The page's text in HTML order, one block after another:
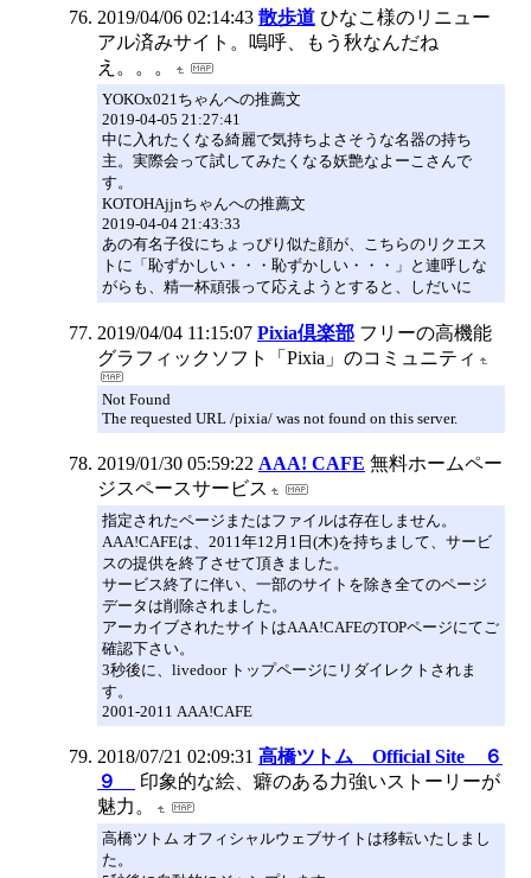
2019/04/06 02:14:43 散歩道 ひなこ様のリニュー
アル済みサイト。嗚呼、もう秋なんだね
え。。。
YOKOx021ちゃんへの推薦文
2019-04-05 21:27:41
中に入れたくなる綺麗で気持ちよさそうな名器の持ち
主。実際会って試してみたくなる妖艶なよーこさんで
す。
KOTOHAjjnちゃんへの推薦文
2019-04-04 21:43:33
あの有名子役にちょっぴり似た顔が、こちらのリクエス
トに「恥ずかしい・・・恥ずかしい・・・」と連呼しな
がらも、精一杯頑張って応えようとすると、しだいに
2019/04/04 11:15:07 Pixia倶楽部 フリーの高機能
グラフィックソフト「Pixia」のコミュニティ
Not Found
The requested URL /pixia/ was not found on this server.
2019/01/30 05:59:22 AAA! CAFE 無料ホームペー
ジスペースサービス
指定されたページまたはファイルは存在しません。
AAA!CAFEは、2011年12月1日(木)を持ちまして、サービ
スの提供を終了させて頂きました。
サービス終了に伴い、一部のサイトを除き全てのページ
データは削除されました。
アーカイブされたサイトはAAA!CAFEのTOPページにてご
確認下さい。
3秒後に、livedoor トップページにリダイレクトされま
す。
2001-2011 AAA!CAFE
2018/07/21 02:09:31 高橋ツトム Official Site ６
９
印象的な絵、癖のある力強いストーリーが
魅力。
高橋ツトム オフィシャルウェブサイトは移転いたしまし
た。